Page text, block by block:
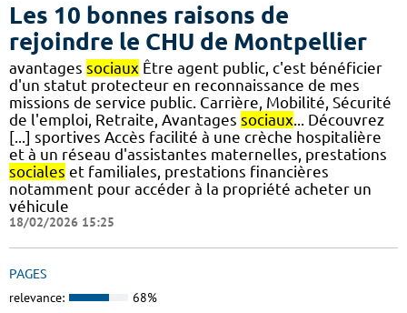
Les 10 bonnes raisons de
rejoindre le CHU de Montpellier
avantages sociaux Être agent public, c'est bénéficier
d'un statut protecteur en reconnaissance de mes
missions de service public. Carrière, Mobilité, Sécurité
de l'emploi, Retraite, Avantages sociaux... Découvrez
[...] sportives Accès facilité à une crèche hospitalière
et à un réseau d'assistantes maternelles, prestations
sociales et familiales, prestations financières
notamment pour accéder à la propriété acheter un
véhicule
18/02/2026 15:25
PAGES
relevance: 68%